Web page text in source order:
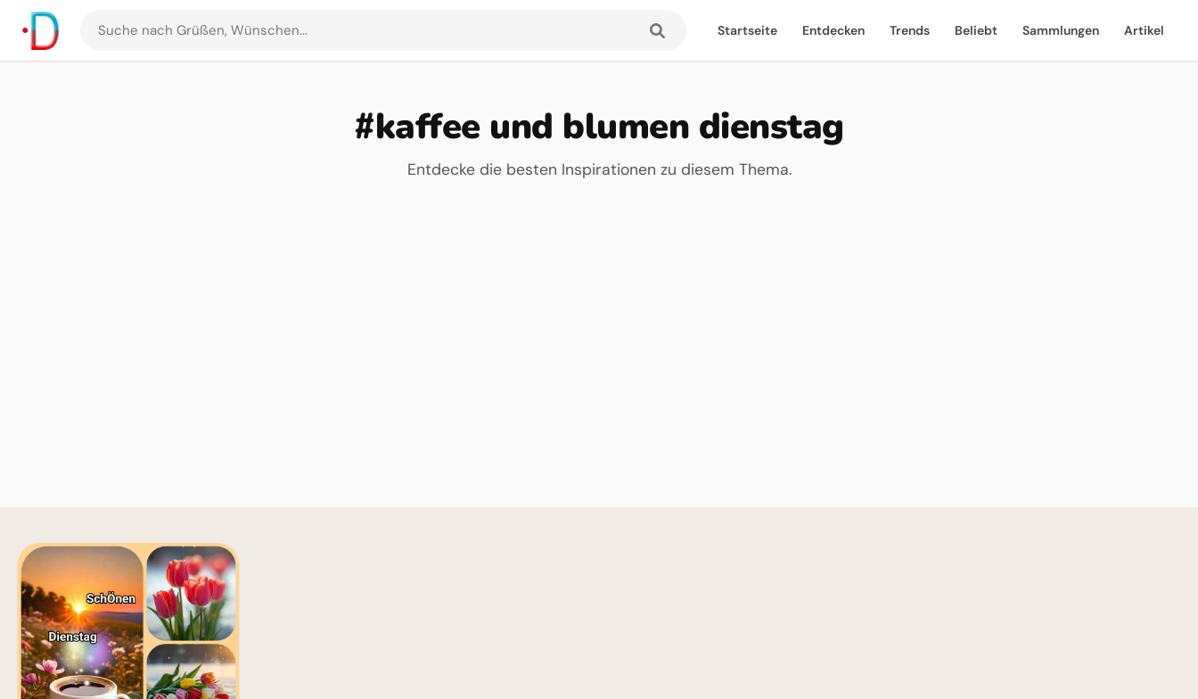
Suche
nach
Startseite Entdecken Trends Beliebt Sammlungen Artikel
#kaffee und blumen dienstag
Entdecke die besten Inspirationen zu diesem Thema.